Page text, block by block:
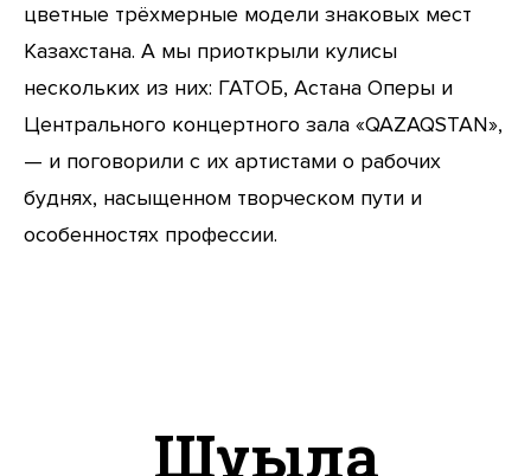
цветные трёхмерные модели знаковых мест
Казахстана. А мы приоткрыли кулисы
нескольких из них: ГАТОБ, Астана Оперы и
Центрального концертного зала «QAZAQSTAN»,
— и поговорили с их артистами о рабочих
буднях, насыщенном творческом пути и
особенностях профессии.
Шұғыла